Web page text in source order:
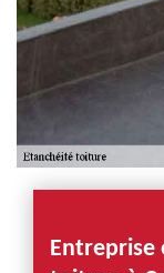
Entreprise